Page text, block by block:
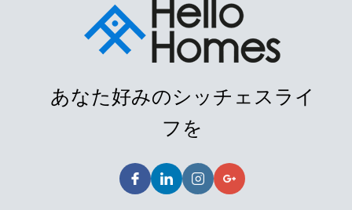
あなた好みのシッチェスライ
フを